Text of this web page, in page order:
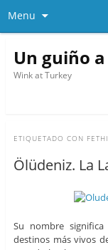
Menu
Un guiño
Wink at Turkey
ETIQUETADO CON
Ölüdeniz. La
Su nombre
destinos más vivos